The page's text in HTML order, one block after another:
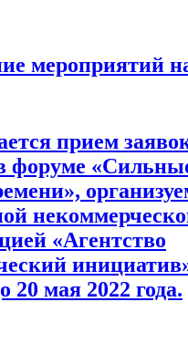
мероприятий
прием
форуме
«Агентство
20 мая 2022 года.